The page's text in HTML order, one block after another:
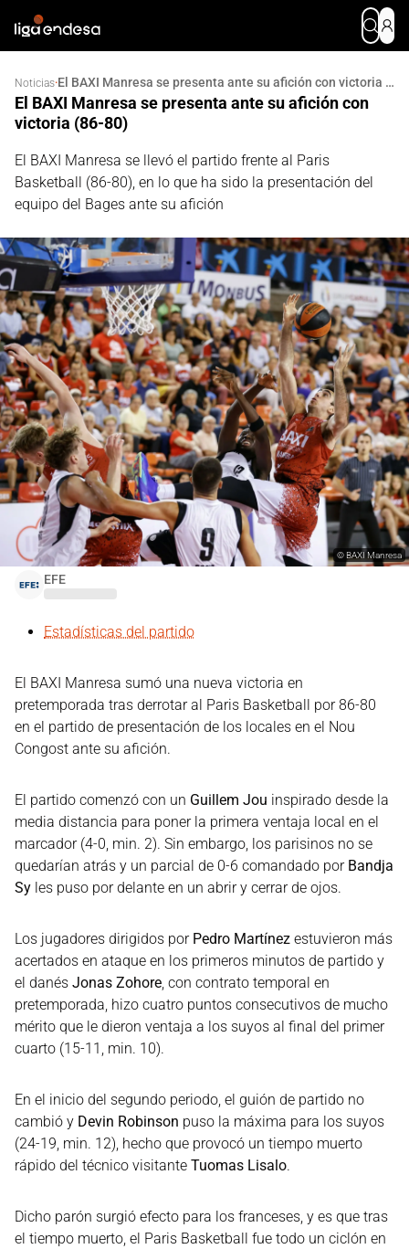
Noticias· El BAXI Manresa se presenta ante su afición con victoria (86-80)
El BAXI Manresa se presenta ante su afición con
victoria (86-80)
El BAXI Manresa se llevó el partido frente al Paris
Basketball (86-80), en lo que ha sido la presentación del
equipo del Bages ante su afición
EFE
©BAXI Manresa
Estadísticas del partido
El BAXI Manresa sumó una nueva victoria en
pretemporada tras derrotar al Paris Basketball por 86-80
en el partido de presentación de los locales en el Nou
Congost ante su afición.
El partido comenzó con un Guillem Jou inspirado desde la
media distancia para poner la primera ventaja local en el
marcador (4-0, min. 2). Sin embargo, los parisinos no se
quedarían atrás y un parcial de 0-6 comandado por Bandja
Sy les puso por delante en un abrir y cerrar de ojos.
Los jugadores dirigidos por Pedro Martínez estuvieron más
acertados en ataque en los primeros minutos de partido y
el danés Jonas Zohore, con contrato temporal en
pretemporada, hizo cuatro puntos consecutivos de mucho
mérito que le dieron ventaja a los suyos al final del primer
cuarto (15-11, min. 10).
En el inicio del segundo periodo, el guión de partido no
cambió y Devin Robinson puso la máxima para los suyos
(24-19, min. 12), hecho que provocó un tiempo muerto
rápido del técnico visitante Tuomas Lisalo.
Dicho parón surgió efecto para los franceses, y es que tras
el tiempo muerto, el Paris Basketball fue todo un ciclón en